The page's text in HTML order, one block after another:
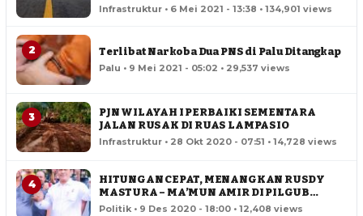
Infrastruktur • 6 Mei 2021 - 13:38 • 134,901 views
2 Terlibat Narkoba Dua PNS di Palu Ditangkap
Palu • 9 Mei 2021 - 05:02 • 29,537 views
3
PJN WILAYAH I PERBAIKI SEMENTARA
JALAN RUSAK DI RUAS LAMPASIO
Infrastruktur • 28 Okt 2020 - 07:51 • 14,728 views
4
HITUNGAN CEPAT, MENANGKAN RUSDY
MASTURA – MA’MUN AMIR DI PILGUB
SULTENG
Politik • 9 Des 2020 - 18:00 • 12,408 views